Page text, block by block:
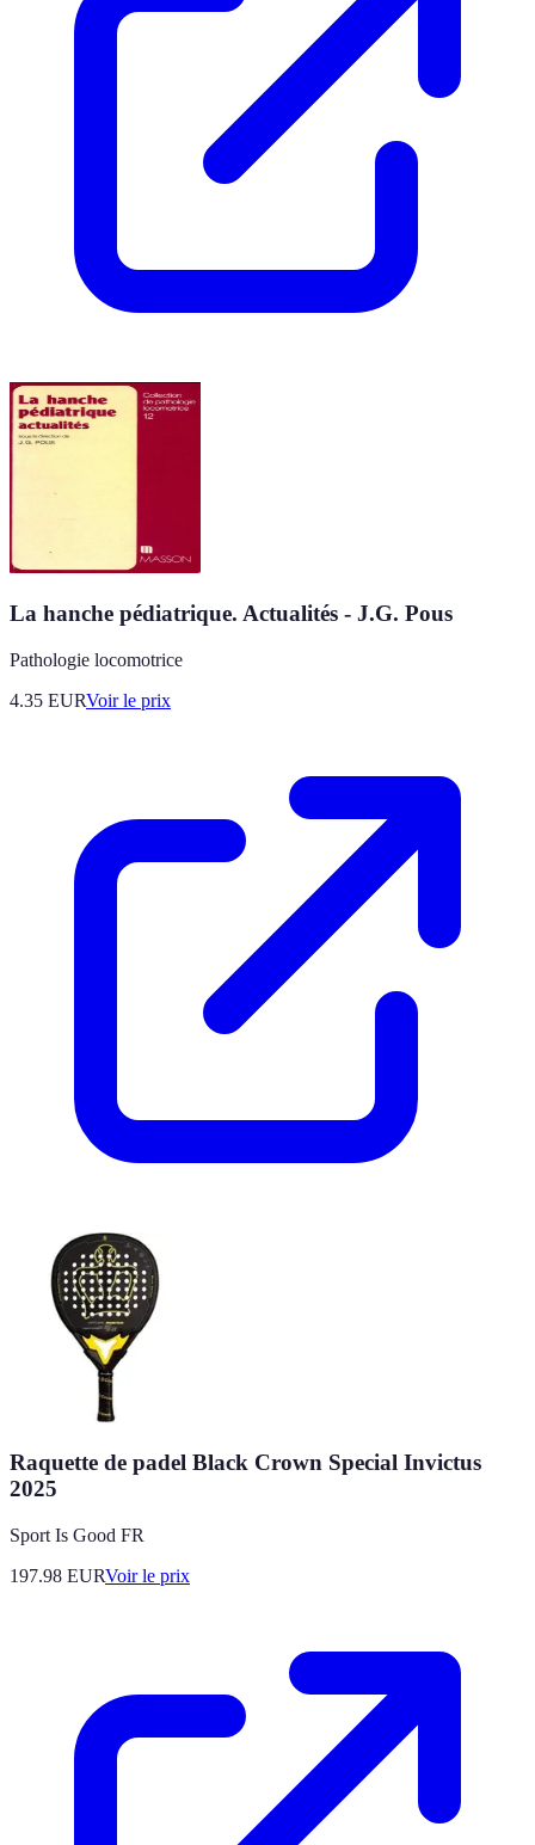
La hanche pédiatrique. Actualités - J.G. Pous
Pathologie locomotrice
4.35 EURVoir le prix
Raquette de padel Black Crown Special Invictus
2025
Sport Is Good FR
197.98 EURVoir le prix